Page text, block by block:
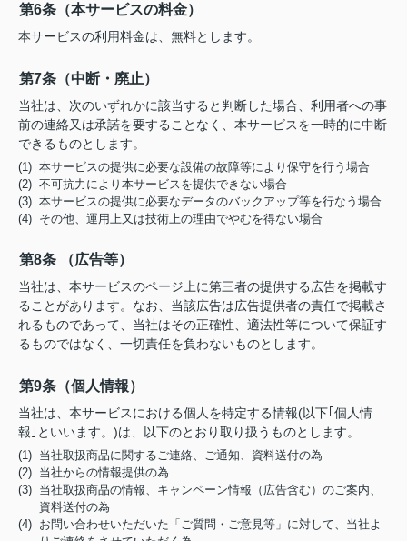
第6条（本サービスの料金）
本サービスの利用料金は、無料とします。
第7条（中断・廃止）
当社は、次のいずれかに該当すると判断した場合、利用者への事
前の連絡又は承諾を要することなく、本サービスを一時的に中断
できるものとします。
(1) 本サービスの提供に必要な設備の故障等により保守を行う場合
(2) 不可抗力により本サービスを提供できない場合
(3) 本サービスの提供に必要なデータのバックアップ等を行なう場合
(4) その他、運用上又は技術上の理由でやむを得ない場合
第8条 （広告等）
当社は、本サービスのページ上に第三者の提供する広告を掲載す
ることがあります。なお、当該広告は広告提供者の責任で掲載さ
れるものであって、当社はその正確性、適法性等について保証す
るものではなく、一切責任を負わないものとします。
第9条（個人情報）
当社は、本サービスにおける個人を特定する情報(以下｢個人情
報｣といいます。)は、以下のとおり取り扱うものとします。
(1) 当社取扱商品に関するご連絡、ご通知、資料送付の為
(2) 当社からの情報提供の為
(3) 当社取扱商品の情報、キャンペーン情報（広告含む）のご案内、
資料送付の為
(4) お問い合わせいただいた「ご質問・ご意見等」に対して、当社よ